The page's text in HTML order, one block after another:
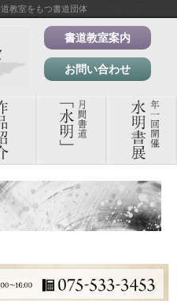
教室をもつ書道団体
書道教室案内
お問い合わせ